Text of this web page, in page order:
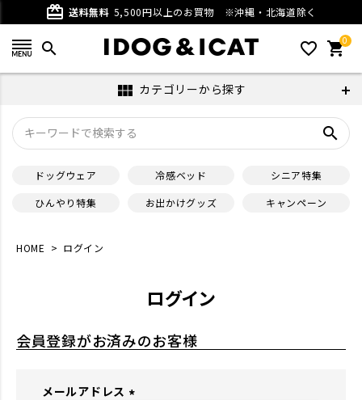
card_giftcard 送料無料 5,500円以上のお買物 ※沖縄・北海道除く
search favorite_outline 0
shopping_cart
view_module カテゴリーから探す
search
ドッグウェア 冷感ベッド
シニア特集
ひんやり特集
お出かけグッズ キャンペーン
HOME ログイン
ログイン
会員登録がお済みのお客様
メールアドレス